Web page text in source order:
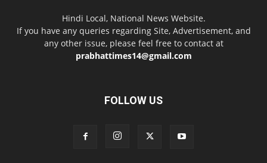
Hindi Local, National News Website.
If you have any queries regarding Site, Advertisement, and
any other issue, please feel free to contact at
prabhattimes14@gmail.com
FOLLOW US